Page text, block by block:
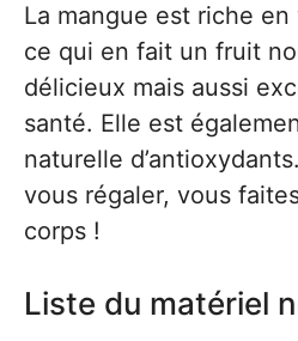
La mangue est riche
ce qui en fait un fruit
délicieux mais aussi
santé. Elle est
naturelle
vous régaler, vous
corps !
Liste du matériel